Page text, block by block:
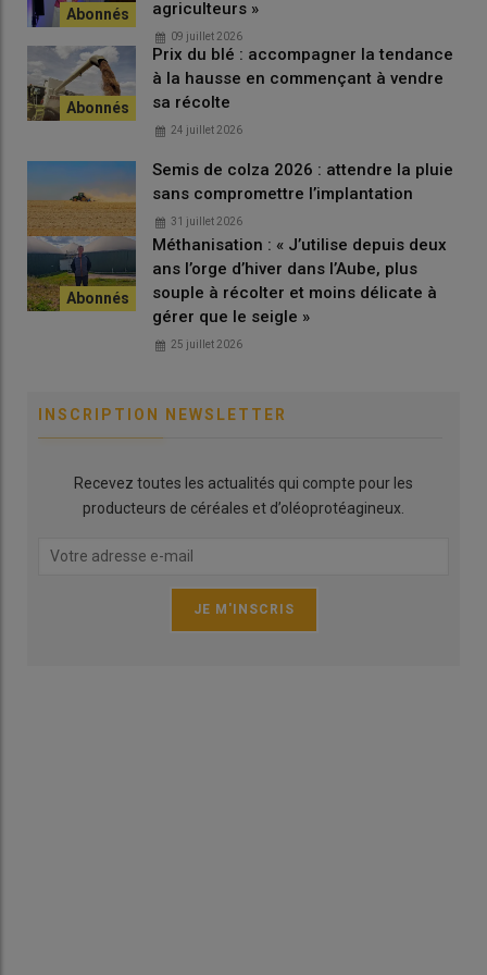
La première matière active conçue grâce à
l’IA en 2028
Les meilleures clés virtuelles vont ensuite être synthétisées et
vont observer les interactions entre ces molécules et les
cellules cibles du
pathogène. Mathieu Gourgues, responsable
du service de la Biologie, explique que l’IA permet d’évaluer
avec beaucoup plus de précision le niveau de développement
de lamaladie. Bientôt, elle pourra déterminer à quel moment
une plante commence à être attaquée, avant même que les
premiers signes cliniques soient visibles pour l’humain, ce qui
permettra de la traiter avec un minimum de produit.
agriculteurs »
09 juillet 2026
Prix du blé : accompagner la tendance
à la hausse en commençant à vendre
sa récolte
24 juillet 2026
Semis de colza 2026 : attendre la pluie
sans compromettre l’implantation
31 juillet 2026
Méthanisation : « J’utilise depuis deux
ans l’orge d’hiver dans l’Aube, plus
souple à récolter et moins délicate à
gérer que le seigle »
25 juillet 2026
INSCRIPTION NEWSLETTER
Recevez toutes les actualités qui compte pour les
producteurs de céréales et d’oléoprotéagineux.